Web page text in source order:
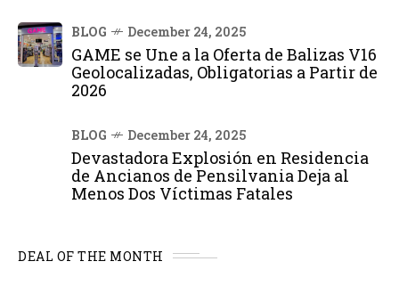
BLOG December 24, 2025
GAME se Une a la Oferta de Balizas V16
Geolocalizadas, Obligatorias a Partir de
2026
BLOG December 24, 2025
Devastadora Explosión en Residencia
de Ancianos de Pensilvania Deja al
Menos Dos Víctimas Fatales
DEAL OF THE MONTH